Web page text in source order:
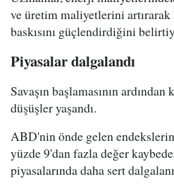
ve üretim maliyetlerini
baskısını güçlendirdiğini
Piyasalar dalgalandı
Savaşın başlamasının
düşüşler yaşandı.
ABD'nin önde gelen
yüzde 9'dan fazla değer
piyasalarında daha sert